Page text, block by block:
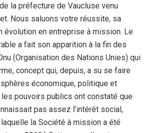
la préfecture de Vaucluse venu
Nous saluons votre réussite, sa
évolution en entreprise à mission. Le
a fait son apparition à la fin des
(Organisation des Nations Unies) qui
concept qui, depuis, a su se faire
économique, politique et
les pouvoirs publics ont constaté que
pas assez l’intérêt social,
la Société à mission a été